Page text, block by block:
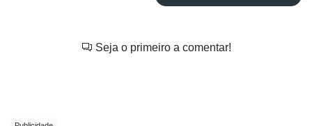
Seja o primeiro a comentar!